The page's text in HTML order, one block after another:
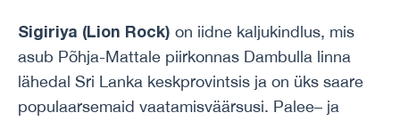
Sigiriya (Lion Rock) on iidne kaljukindlus, mis
asub Põhja-Mattale piirkonnas Dambulla linna
lähedal Sri Lanka keskprovintsis ja on üks saare
populaarsemaid vaatamisväärsusi. Palee– ja